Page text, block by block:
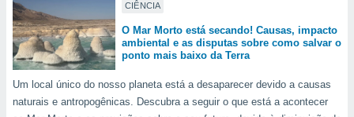
o
no
como
um perfil
lhe
CIÊNCIA
O Mar Morto está secando! Causas, impacto
ambiental e as disputas sobre como salvar o
ponto mais baixo da Terra
Um local único do nosso planeta está a desaparecer devido a causas
naturais e antropogênicas. Descubra a seguir o que está a acontecer